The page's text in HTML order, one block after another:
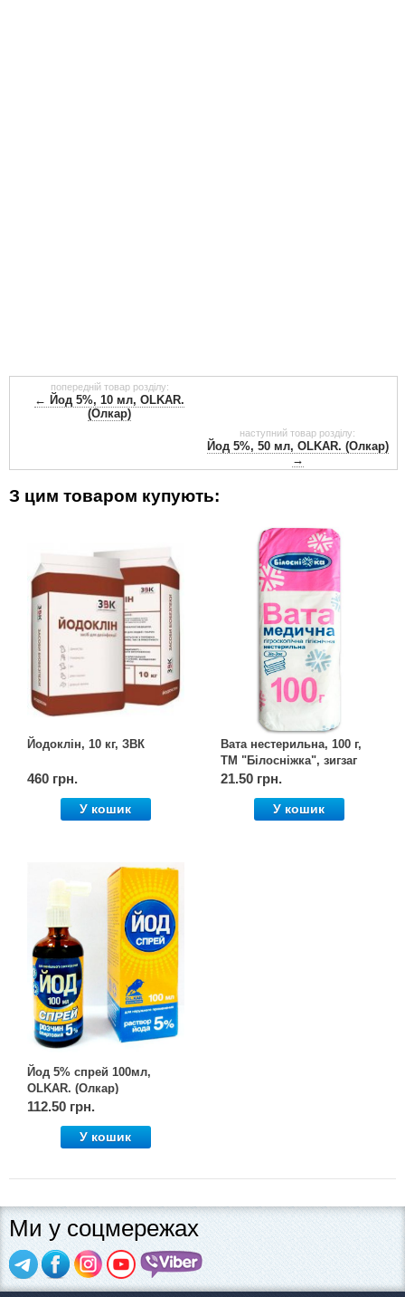
попередній товар розділу:
← Йод 5%, 10 мл, OLKAR.
(Олкар)
наступний товар розділу:
Йод 5%, 50 мл, OLKAR. (Олкар)
→
З цим товаром купують:
Йодоклін, 10 кг, ЗВК
460 грн.
У кошик
Вата нестерильна, 100 г,
ТМ "Білосніжка", зигзаг
21.50 грн.
У кошик
Йод 5% спрей 100мл,
OLKAR. (Олкар)
112.50 грн.
У кошик
Ми у соцмережах